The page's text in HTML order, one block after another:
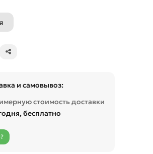
и самовывоз:
стоимость доставки
бесплатно